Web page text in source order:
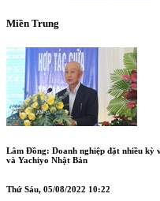
Miền Trung
Lâm Đồng: Doanh nghiệp đặt nhiều kỳ
và Yachiyo Nhật Bản
Thứ Sáu, 05/08/2022 10:22